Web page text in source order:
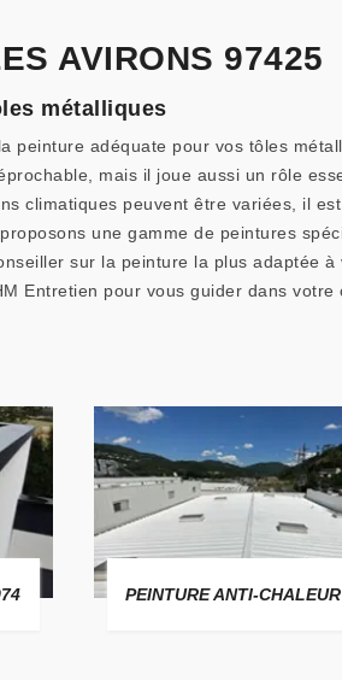
AVIRONS 97425
métalliques
adéquate pour vos tôles
mais il joue aussi un rôle
climatiques peuvent être variées, il
une gamme de peintures
sur la peinture la plus adaptée
Entretien pour vous guider dans
PEINTURE ANTI-